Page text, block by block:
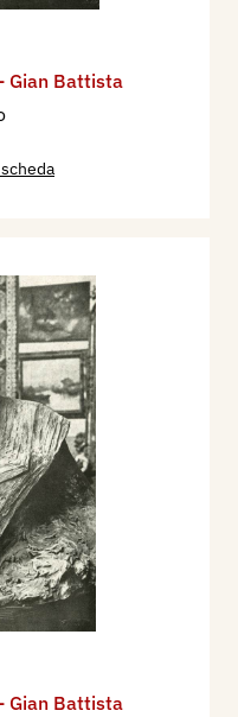
Gian Battista
Gian Battista